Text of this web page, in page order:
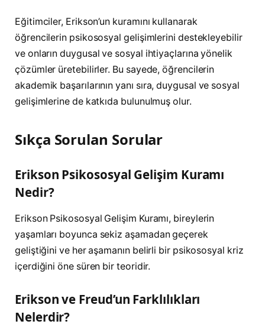
Eğitimciler, Erikson’un kuramını kullanarak
öğrencilerin psikososyal gelişimlerini destekleyebilir
ve onların duygusal ve sosyal ihtiyaçlarına yönelik
çözümler üretebilirler. Bu sayede, öğrencilerin
akademik başarılarının yanı sıra, duygusal ve sosyal
gelişimlerine de katkıda bulunulmuş olur.
Sıkça Sorulan Sorular
Erikson Psikososyal Gelişim Kuramı
Nedir?
Erikson Psikososyal Gelişim Kuramı, bireylerin
yaşamları boyunca sekiz aşamadan geçerek
geliştiğini ve her aşamanın belirli bir psikososyal kriz
içerdiğini öne süren bir teoridir.
Erikson ve Freud’un Farklılıkları
Nelerdir?